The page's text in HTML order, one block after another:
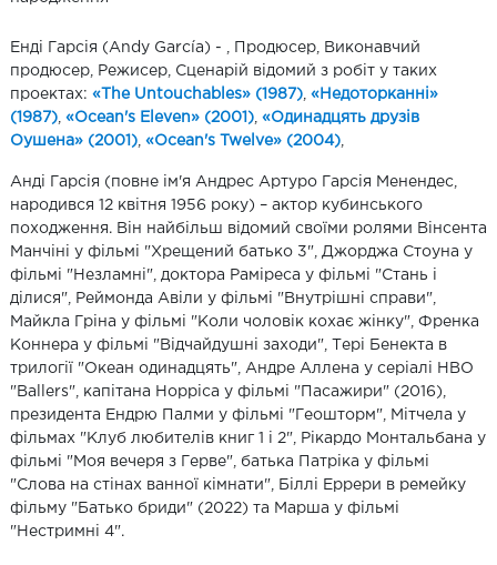
Енді Гарсія (Andy García) - , Продюсер, Виконавчий
продюсер, Режисер, Сценарій відомий з робіт у таких
проектах: «The Untouchables» (1987) «Недоторканні»
(1987) «Ocean's Eleven» (2001) «Одинадцять друзів
Оушена» (2001) «Ocean's Twelve» (2004)
Анді Гарсія (повне ім'я Андрес Артуро Гарсія Менендес,
народився 12 квітня 1956 року) – актор кубинського
походження. Він найбільш відомий своїми ролями Вінсента
Манчіні у фільмі "Хрещений батько 3", Джорджа Стоуна у
фільмі "Незламні", доктора Раміреса у фільмі "Стань і
ділися", Реймонда Авіли у фільмі "Внутрішні справи",
Майкла Гріна у фільмі "Коли чоловік кохає жінку", Френка
Коннера у фільмі "Відчайдушні заходи", Тері Бенекта в
трилогії "Океан одинадцять", Андре Аллена у серіалі HBO
"Ballers", капітана Норріса у фільмі "Пасажири" (2016),
президента Ендрю Палми у фільмі "Геошторм", Мітчела у
фільмах "Клуб любителів книг 1 і 2", Рікардо Монтальбана у
фільмі "Моя вечеря з Герве", батька Патріка у фільмі
"Слова на стінах ванної кімнати", Біллі Еррери в ремейку
фільму "Батько бриди" (2022) та Марша у фільмі
"Нестримні 4".